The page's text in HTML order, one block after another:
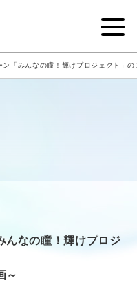
ン「みんなの瞳！輝けプロジェクト」
んなの瞳！輝けプロジ
～